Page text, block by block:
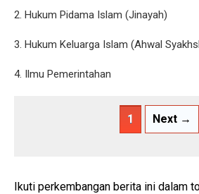
2. Hukum Pidama Islam (Jinayah)
3. Hukum Keluarga Islam (Ahwal
4. Ilmu Pemerintahan
1 Next →
Ikuti perkembangan berita ini dalam